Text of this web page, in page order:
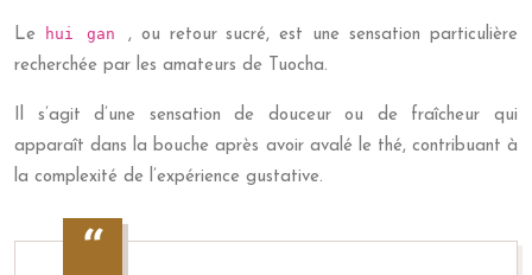
Le hui gan , ou retour sucré, est une sensation particulière
recherchée par les amateurs de Tuocha.
Il s’agit d’une sensation de douceur ou de fraîcheur qui
apparaît dans la bouche après avoir avalé le thé, contribuant à
la complexité de l’expérience gustative.